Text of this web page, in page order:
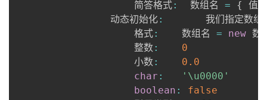
      				简答格式
:
  数组名
= { 值
      			动态初始化
:
我们指定数
      				格式
:
	数组名
= new 数
      				整数
:
0
      				小数
:
0.0
char :
'\u0000'
boolean :
false